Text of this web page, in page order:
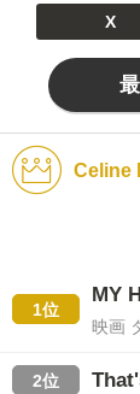
X
Celine
1位
MY
映画
2位